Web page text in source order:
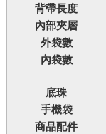
背帶長度
內部夾層
外袋數
內袋數
底珠
手機袋
商品配件